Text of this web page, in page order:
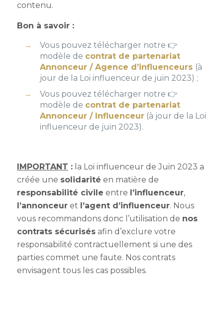
contenu.
Bon à savoir :
Vous pouvez télécharger notre 👉
modèle de contrat de partenariat
Annonceur / Agence d’influenceurs (à
jour de la Loi influenceur de juin 2023) ;
Vous pouvez télécharger notre 👉
modèle de contrat de partenariat
Annonceur / Influenceur(à jour de la Loi
influenceur de juin 2023).
IMPORTANT :la Loi influenceur de Juin 2023 a
créée une solidarité en matière de
responsabilité civile entre l’influenceur,
l’annonceuret l’agent d’influenceur. Nous
vous recommandons donc l’utilisation de nos
contrats sécurisésafin d’exclure votre
responsabilité contractuellement si une des
parties commet une faute. Nos contrats
envisagent tous les cas possibles.